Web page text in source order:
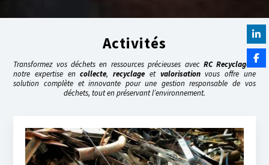
Activités
Transformez vos déchets en ressources précieuses avec RC Recyclage
:
notre expertise encollecte,recyclage et valorisationvous offre une
solution complète et innovante pour une gestion responsable de vos
déchets, tout en préservant l’environnement.